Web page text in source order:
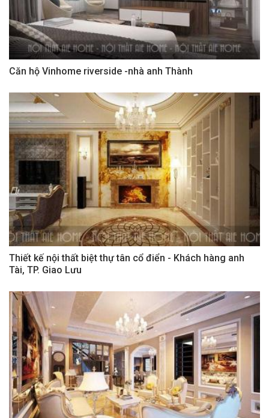
Căn hộ Vinhome riverside -nhà anh Thành
Thiết kế nội thất biệt thự tân cổ điển - Khách hàng anh
Tài, TP. Giao Lưu